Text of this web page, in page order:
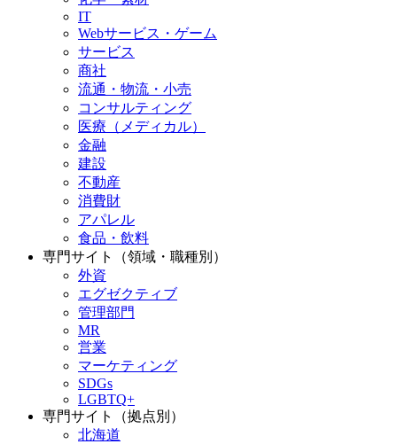
IT
Webサービス・ゲーム
サービス
商社
流通・物流・小売
コンサルティング
医療（メディカル）
金融
建設
不動産
消費財
アパレル
食品・飲料
専門サイト（領域・職種別）
外資
エグゼクティブ
管理部門
MR
営業
マーケティング
SDGs
LGBTQ+
専門サイト（拠点別）
北海道